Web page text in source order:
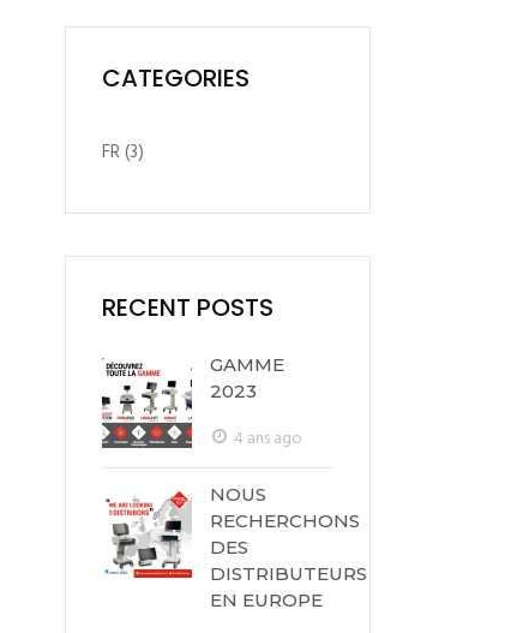
CATEGORIES
FR(3)
RECENT POSTS
GAMME
2023
4 ans ago
NOUS
RECHERCHONS
DES
DISTRIBUTEURS
EN EUROPE